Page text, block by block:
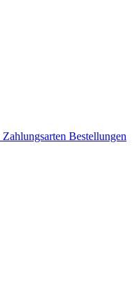
Zahlungsarten Bestellungen